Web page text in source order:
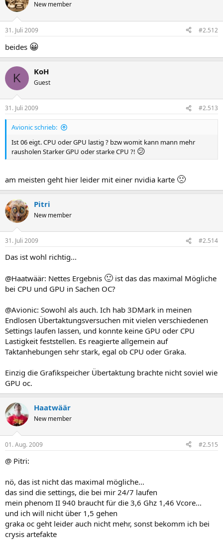
New member
31. Juli 2009 #2.512
beides 😀
K KoH
Guest
31. Juli 2009 #2.513
Avionic schrieb:
Ist 06 eigt. CPU oder GPU lastig ? bzw womit kann mann mehr
rausholen Starker GPU oder starke CPU ?! 😕
am meisten geht hier leider mit einer nvidia karte 🙁
Pitri
New member
31. Juli 2009 #2.514
Das ist wohl richtig...
@Haatwäär: Nettes Ergebnis 🙂 ist das das maximal Mögliche
bei CPU und GPU in Sachen OC?
@Avionic: Sowohl als auch. Ich hab 3DMark in meinen
Endlosen Übertaktungsversuchen mit vielen verschiedenen
Settings laufen lassen, und konnte keine GPU oder CPU
Lastigkeit feststellen. Es reagierte allgemein auf
Taktanhebungen sehr stark, egal ob CPU oder Graka.
Einzig die Grafikspeicher Übertaktung brachte nicht soviel wie
GPU oc.
Haatwäär
New member
01. Aug. 2009 #2.515
@ Pitri:
nö, das ist nicht das maximal mögliche...
das sind die settings, die bei mir 24/7 laufen
mein phenom II 940 braucht für die 3,6 Ghz 1,46 Vcore...
und ich will nicht über 1,5 gehen
graka oc geht leider auch nicht mehr, sonst bekomm ich bei
crysis artefakte